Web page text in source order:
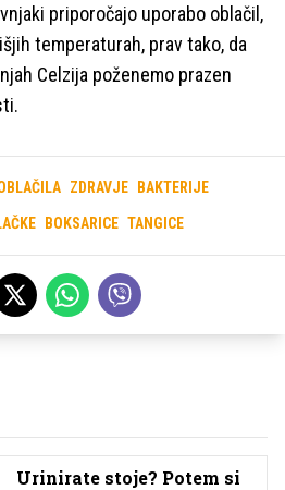
priporočajo uporabo oblačil,
temperaturah, prav tako, da
Celzija poženemo prazen
ZDRAVJE BAKTERIJE
BOKSARICE TANGICE
Urinirate stoje? Potem si